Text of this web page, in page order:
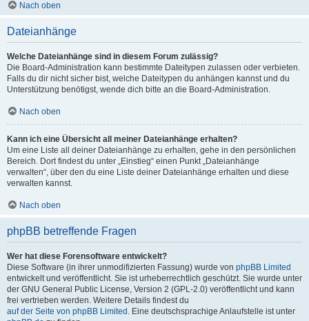
Nach oben
Dateianhänge
Welche Dateianhänge sind in diesem Forum zulässig?
Die Board-Administration kann bestimmte Dateitypen zulassen oder verbieten.
Falls du dir nicht sicher bist, welche Dateitypen du anhängen kannst und du
Unterstützung benötigst, wende dich bitte an die Board-Administration.
Nach oben
Kann ich eine Übersicht all meiner Dateianhänge erhalten?
Um eine Liste all deiner Dateianhänge zu erhalten, gehe in den persönlichen
Bereich. Dort findest du unter „Einstieg“ einen Punkt „Dateianhänge
verwalten“, über den du eine Liste deiner Dateianhänge erhalten und diese
verwalten kannst.
Nach oben
phpBB betreffende Fragen
Wer hat diese Forensoftware entwickelt?
Diese Software (in ihrer unmodifizierten Fassung) wurde von phpBB Limited
entwickelt und veröffentlicht. Sie ist urheberrechtlich geschützt. Sie wurde unter
der GNU General Public License, Version 2 (GPL-2.0) veröffentlicht und kann
frei vertrieben werden. Weitere Details findest du
auf der Seite von phpBB Limited . Eine deutschsprachige Anlaufstelle ist unter